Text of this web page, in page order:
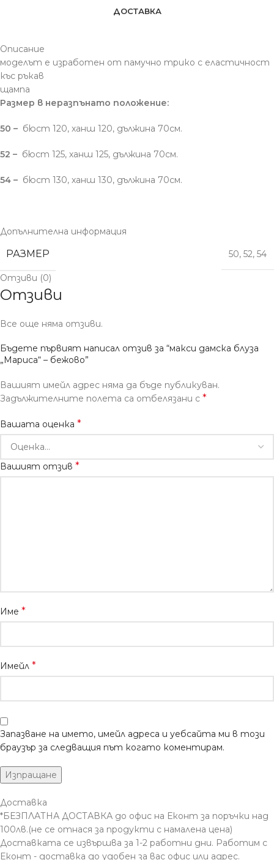
ДОСТАВКА
Описание
моделът е изработен от памучно трико с еластичност
къс ръкав
щампа
Размер в неразпънато положение:
50 – бюст 120, ханш 120, дължина 70см.
52 – бюст 125, ханш 125, дължина 70см.
54 – бюст 130, ханш 130, дължина 70см.
Допълнителна информация
РАЗМЕР 50, 52, 54
Отзиви (0)
Отзиви
Все още няма отзиви.
Бъдете първият написал отзив за “макси дамска блуза
„Мариса“ – бежово”
Вашият имейл адрес няма да бъде публикуван.
Задължителните полета са отбелязани с *
Вашата оценка *
Вашият отзив *
Име *
Имейл *
Запазване на името, имейл адреса и уебсайта ми в този
браузър за следващия път когато коментирам.
Доставка
*БЕЗПЛАТНА ДОСТАВКА до офис на Еконт за поръчки над
100лв.(не се отнася за продукти с намалена цена)
Доставката се извършва за 1-2 работни дни. Работим с
Еконт - доставка до удобен за вас офис или адрес.